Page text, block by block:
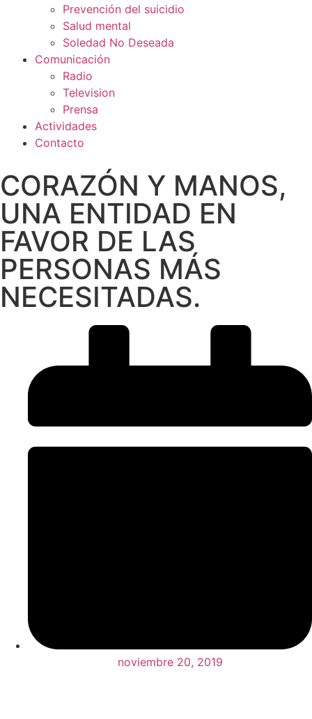
Prevención del suicidio
Salud mental
Soledad No Deseada
Comunicación
Radio
Television
Prensa
Actividades
Contacto
CORAZÓN Y MANOS,
UNA ENTIDAD EN
FAVOR DE LAS
PERSONAS MÁS
NECESITADAS.
noviembre 20, 2019